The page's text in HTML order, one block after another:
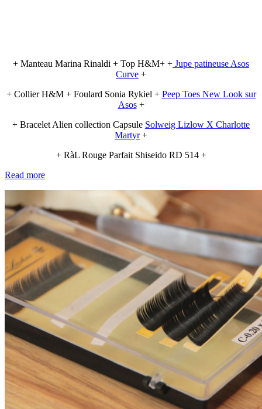
+ Manteau Marina Rinaldi + Top H&M+ + Jupe patineuse Asos
Curve +
+ Collier H&M + Foulard Sonia Rykiel + Peep Toes New Look sur
Asos+
+ Bracelet Alien collection Capsule Solweig Lizlow X Charlotte
Martyr+
+ RàL Rouge Parfait Shiseido RD 514 +
Read more